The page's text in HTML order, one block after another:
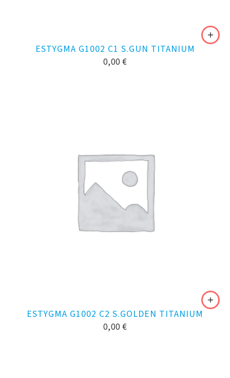
ESTYGMA G1002 C1 S.GUN TITANIUM
0,00 €
ESTYGMA G1002 C2 S.GOLDEN TITANIUM
0,00 €